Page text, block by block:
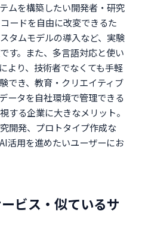
ムを構築したい開発者・研究
ードを自由に改変できるた
タムモデルの導入など、実験
す。また、多言語対応と使い
より、技術者でなくても手軽
でき、教育・クリエイティブ
ータを自社環境で管理できる
する企業に大きなメリット。
開発、プロトタイプ作成な
活用を進めたいユーザーにお
ビス・似ているサ